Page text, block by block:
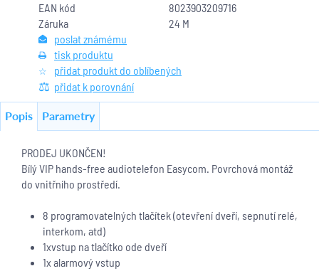
EAN kód
8023903209716
Záruka
24 M
poslat známému
tisk produktu
přidat produkt do oblíbených
přidat k porovnání
Popis Parametry
PRODEJ UKONČEN!
Bílý VIP hands-free audiotelefon Easycom. Povrchová montáž
do vnitřního prostředí.
8 programovatelných tlačítek (otevření dveří, sepnutí relé,
interkom, atd)
1xvstup na tlačítko ode dveří
1x alarmový vstup